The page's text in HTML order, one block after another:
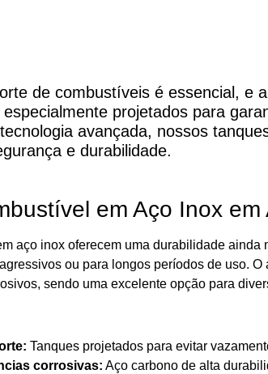
de combustíveis é essencial, e a
especialmente projetados para
avançada, nossos
e durabilidade.
em Aço Inox
aço inox oferecem uma durabilidade
ou para longos períodos de uso.
sendo uma excelente opção para
Tanques projetados para evitar
corrosivas: Aço carbono de alta